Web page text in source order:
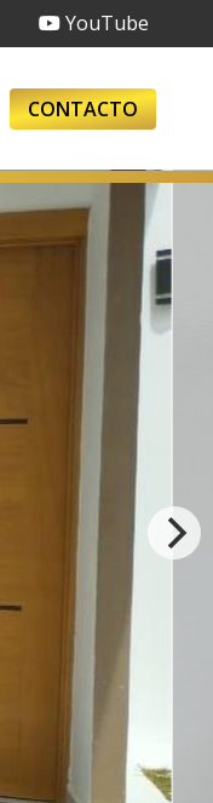
YouTube
CONTACTO